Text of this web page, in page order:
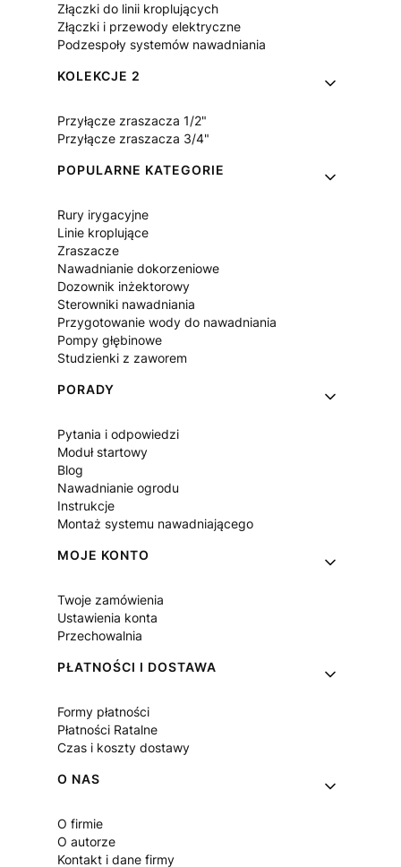
Złączki do linii kroplujących
Złączki i przewody elektryczne
Podzespoły systemów nawadniania
KOLEKCJE 2
Przyłącze zraszacza 1/2"
Przyłącze zraszacza 3/4"
POPULARNE KATEGORIE
Rury irygacyjne
Linie kroplujące
Zraszacze
Nawadnianie dokorzeniowe
Dozownik inżektorowy
Sterowniki nawadniania
Przygotowanie wody do nawadniania
Pompy głębinowe
Studzienki z zaworem
PORADY
Pytania i odpowiedzi
Moduł startowy
Blog
Nawadnianie ogrodu
Instrukcje
Montaż systemu nawadniającego
MOJE KONTO
Twoje zamówienia
Ustawienia konta
Przechowalnia
PŁATNOŚCI I DOSTAWA
Formy płatności
Płatności Ratalne
Czas i koszty dostawy
O NAS
O firmie
O autorze
Kontakt i dane firmy